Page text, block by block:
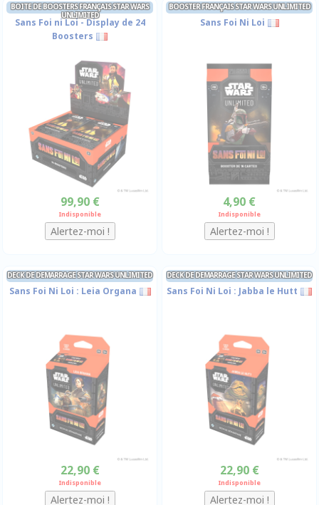
BOITE DE BOOSTERS FRANÇAIS STAR WARS
UNLIMITED
Sans Foi ni Loi - Display de 24
Boosters
99,90 €
Indisponible
BOOSTER FRANÇAIS STAR WARS UNLIMITED
Sans Foi Ni Loi
4,90 €
Indisponible
DECK DE DEMARRAGE STAR WARS UNLIMITED
Sans Foi Ni Loi : Leia Organa
22,90 €
Indisponible
DECK DE DEMARRAGE STAR WARS UNLIMITED
Sans Foi Ni Loi : Jabba le Hutt
22,90 €
Indisponible